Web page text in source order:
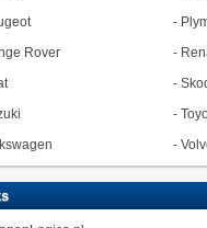
-
Rover -
-
-
-